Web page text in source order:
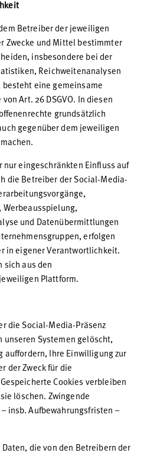
Betreiber der jeweiligen
Zwecke und Mittel bestimmter
insbesondere bei der
Reichweitenanalysen
eine gemeinsame
Art. 26 DSGVO. In diesen
grundsätzlich
gegenüber dem jeweiligen
nur eingeschränkten Einfluss auf
die Betreiber der Social-Media-
und Datenübermittlungen
erfolgen
in eigener Verantwortlichkeit.
sich aus den
Plattform.
die Social-Media-Präsenz
unseren Systemen gelöscht,
auffordern, Ihre Einwilligung zur
der Zweck für die
Cookies verbleiben
löschen. Zwingende
insb. Aufbewahrungsfristen –
die von den Betreibern der